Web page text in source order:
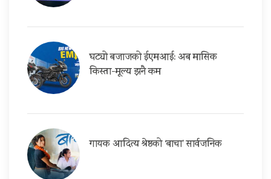
घट्यो बजाजको ईएमआई: अब मासिक
किस्ता-मूल्य झनै कम
गायक आदित्य श्रेष्ठको ‘बाचा’ सार्वजनिक